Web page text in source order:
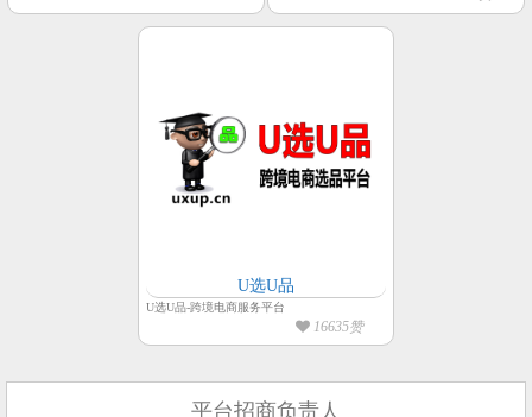
U选U品
U选U品-跨境电商服务平台
16635赞
平台招商负责人